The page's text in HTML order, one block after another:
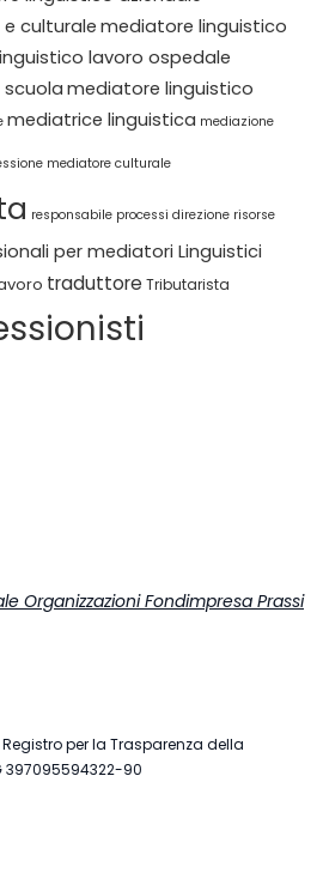
culturale mediatore linguistico
lavoro ospedale
mediatore linguistico
mediatrice linguistica mediazione
mediatore culturale
responsabile processi direzione risorse
per mediatori Linguistici
traduttore Tributarista
Organizzazioni Fondimpresa Prassi
Registro per la Trasparenza della
397095594322-90